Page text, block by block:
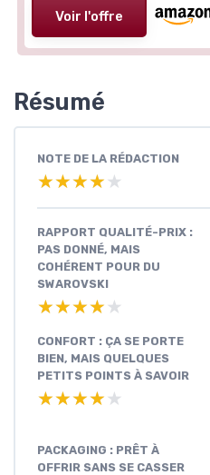
Voir l'offre
Résumé
NOTE DE LA RÉDACTION
★★★★★
★★★★★
RAPPORT QUALITÉ-PRIX :
PAS DONNÉ, MAIS
COHÉRENT POUR DU
SWAROVSKI
★★★★★
★★★★★
CONFORT : ÇA SE PORTE
BIEN, MAIS QUELQUES
PETITS POINTS À SAVOIR
★★★★★
★★★★★
PACKAGING : PRÊT À
OFFRIR SANS SE CASSER